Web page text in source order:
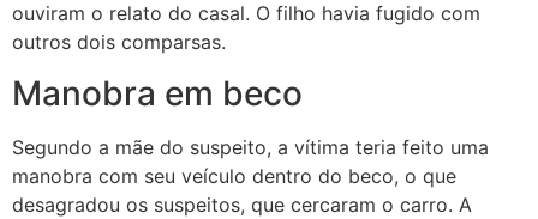
ouviram o relato do casal. O filho havia fugido com
outros dois comparsas.
Manobra em beco
Segundo a mãe do suspeito, a vítima teria feito uma
manobra com seu veículo dentro do beco, o que
desagradou os suspeitos, que cercaram o carro. A